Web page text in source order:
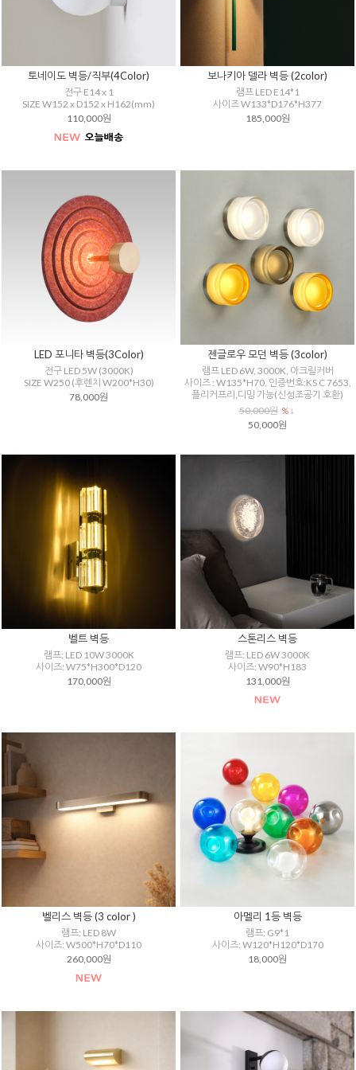
토네이도 벽등/직부(4Color)
전구 E14 x 1
SIZE W152 x D152 x H162(mm)
110,000원
보나키아 델라 벽등 (2color)
램프 LED E14*1
사이즈 W133*D176*H377
185,000원
LED 포니타 벽등(3Color)
전구 LED 5W (3000K)
SIZE W250 (후렌치 W200*H30)
78,000원
젠글로우 모던 벽등 (3color)
램프 LED 6W, 3000K, 아크릴커버
사이즈 : W135*H70, 인증번호:KS C 7653,
플리커프리,디밍 가능(신성조공기 호환)
50,000원 % ↓
50,000원
벨트 벽등
램프: LED 10W 3000K
사이즈: W75*H300*D120
170,000원
스톤리스 벽등
램프: LED 6W 3000K
사이즈: W90*H183
131,000원
벨리스 벽등 (3 color )
램프: LED 8W
사이즈: W500*H70*D110
260,000원
아멜리 1등 벽등
램프: G9*1
사이즈: W120*H120*D170
18,000원